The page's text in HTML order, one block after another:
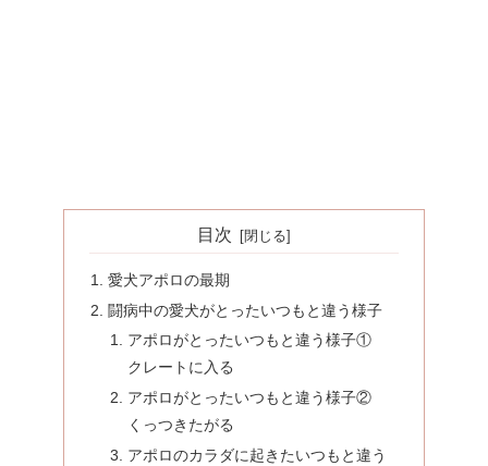
目次
愛犬アポロの最期
闘病中の愛犬がとったいつもと違う様子
アポロがとったいつもと違う様子①
クレートに入る
アポロがとったいつもと違う様子②
くっつきたがる
アポロのカラダに起きたいつもと違う